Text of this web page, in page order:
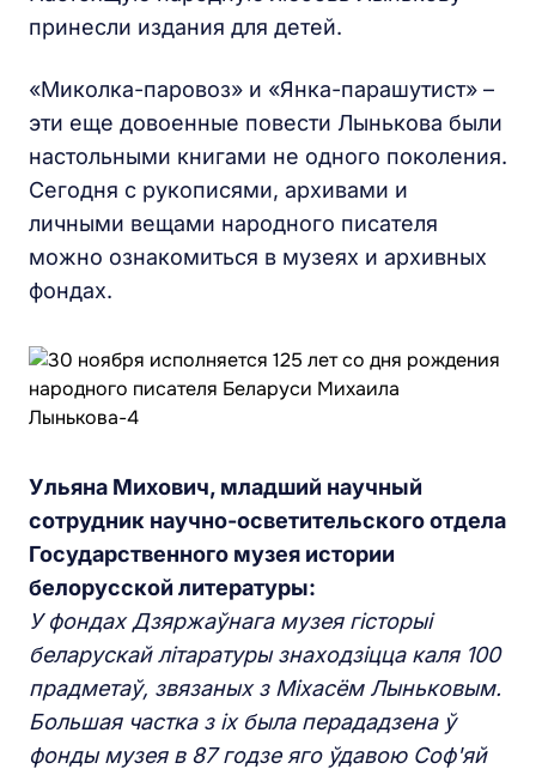
принесли издания для детей.
«Миколка-паровоз» и «Янка-парашутист» –
эти еще довоенные повести Лынькова были
настольными книгами не одного поколения.
Сегодня с рукописями, архивами и
личными вещами народного писателя
можно ознакомиться в музеях и архивных
фондах.
Ульяна Михович, младший научный
сотрудник научно-осветительского отдела
Государственного музея истории
белорусской литературы:
У фондах Дзяржаўнага музея гісторыі
беларускай літаратуры знаходзіцца каля 100
прадметаў, звязаных з Міхасём Лыньковым.
Большая частка з іх была перададзена ў
фонды музея в 87 годзе яго ўдавою Соф'яй